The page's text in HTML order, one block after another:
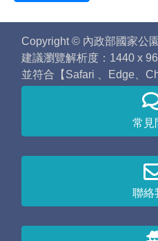
Copyright © 內政部國家公
建議瀏覽解析度：1440 x
並符合【Safari 、Edge、
常見
聯絡